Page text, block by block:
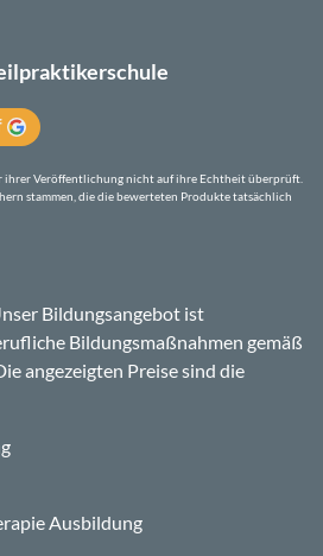
ihrer Veröffentlichung nicht auf ihre Echtheit überprüft.
stammen, die die bewerteten Produkte tatsächlich
Bildungsangebot ist
Bildungsmaßnahmen gemäß
angezeigten Preise sind die
Ausbildung